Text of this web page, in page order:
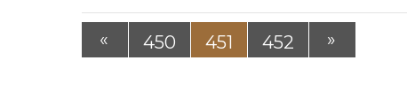
«
450 451 452
»